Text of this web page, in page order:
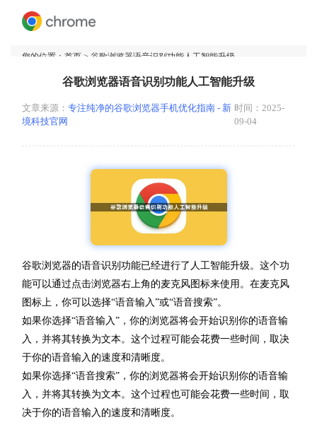
您的位置： 首页 > 谷歌浏览器语音识别功能人工智能升级
谷歌浏览器语音识别功能人工智能升级
文章来源： 专注纯净的谷歌浏览器手机优化指南 - 新
境科技官网
时间：2025-
09-04
谷歌浏览器的语音识别功能已经进行了人工智能升级。这个功
能可以通过点击浏览器右上角的麦克风图标来使用。在麦克风
图标上，你可以选择“语音输入”或“语音搜索”。
如果你选择“语音输入”，你的浏览器将会开始识别你的语音输
入，并将其转换为文本。这个过程可能会花费一些时间，取决
于你的语音输入的速度和清晰度。
如果你选择“语音搜索”，你的浏览器将会开始识别你的语音输
入，并将其转换为文本。这个过程也可能会花费一些时间，取
决于你的语音输入的速度和清晰度。